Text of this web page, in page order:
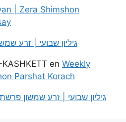
| Zera Shimshon
גיליון שבועי | זרע
en Weekly
Parshat Korach
גיליון שבועי | זרע שמשון